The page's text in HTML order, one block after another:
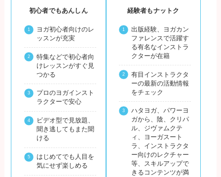
初心者でもあんしん
ヨガ初心者向けのレ
ッスンが充実
特集などで初心者向
けレッスンがすぐ見
つかる
プロのヨガインスト
ラクターで安心
ビデオ型で見放題、
聞き逃してもまた聞
ける
はじめてでも人目を
気にせず楽しめる
経験者もナットク
出版経験、ヨガカン
ファレンスで活躍す
る有名なインストラ
クターが在籍
有目インストラクタ
ーの最新の活動情報
をチェック
ハタヨガ、パワーヨ
ガから、陰、クリパ
ル、ジヴァムクテ
ィ、ヨーガスート
ラ、インストラクタ
ー向けのレクチャー
等、スキルアップで
きるコンテンツが満